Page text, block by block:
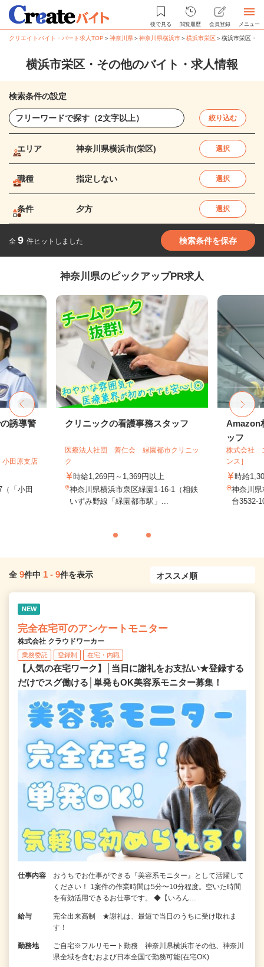
後で見る 閲覧履歴 会員登録 メニュー
クリエイトバイト・パート求人TOP ＞神奈川県＞神奈川県横浜市＞横浜市栄区＞横浜市栄区・
横浜市栄区・その他のバイト・求人情報
検索条件の設定
絞り込む
エリア 神奈川県横浜市(栄区) 選択
職種 指定しない 選択
条件 夕方 選択
全 9 件ヒットしました 検索条件を保存
神奈川県のピックアップPR求人
誘導警
田原支店
「小田
クリニックの看護事務スタッフ
医療法人社団 善仁会 緑園都市クリニッ
ク
時給1,269円～1,369円以上
神奈川県横浜市泉区緑園1-16-1（相鉄
いずみ野線「緑園都市駅」...
Amazon
ッフ
株式会社
ンス］
時給
神奈川
台
全 9件中 1 - 9件を表示
NEW
完全在宅可のアンケートモニター
株式会社 クラウドワーカー
業務委託 登録制 在宅・内職
【人気の在宅ワーク】│当日に謝礼をお支払い★登録する
だけでスグ働ける│単発もOK美容系モニター募集！
仕事内容
おうちでお仕事ができる『美容系モニター』として活躍して
ください！ 1案件の作業時間は5分〜10分程度。空いた時間
を有効活用できるお仕事です。 ◆【いろん…
給与
完全出来高制 ★謝礼は、最短で当日のうちに受け取れま
す！
勤務地
ご自宅※フルリモート勤務 神奈川県横浜市その他、神奈川
県全域を含むおよび日本全国で勤務可能(在宅OK)